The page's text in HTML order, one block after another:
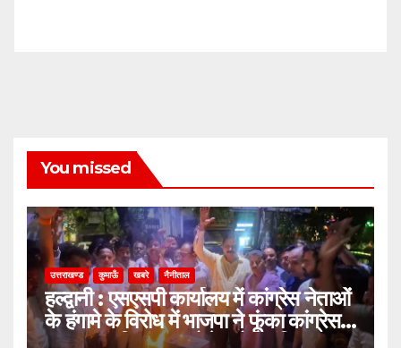
You missed
उत्तराखण्ड कुमाऊँ खबरे नैनीताल
हल्द्वानी : एसएसपी कार्यालय में कांग्रेस नेताओं
के हंगामे के विरोध में भाजपा ने फूंका कांग्रेस